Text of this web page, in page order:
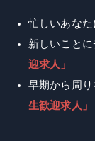
忙しいあなた
新しいこと
迎求人」
早期から周
生歓迎求人」